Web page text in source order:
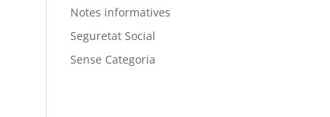
Notes informatives
Seguretat Social
Sense Categoria